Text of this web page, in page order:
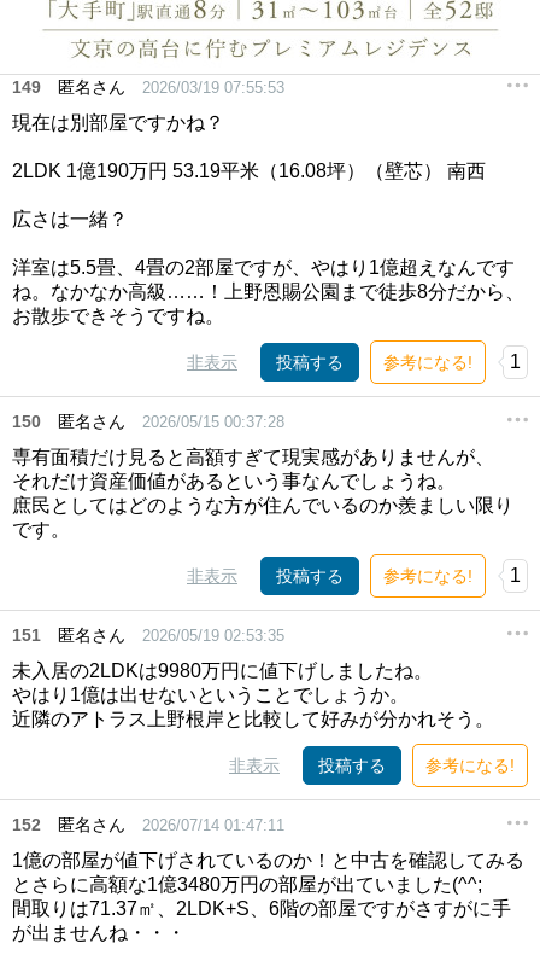
149 匿名さん 2026/03/19 07:55:53
現在は別部屋ですかね？
2LDK 1億190万円 53.19平米（16.08坪）（壁芯） 南西
広さは一緒？
洋室は5.5畳、4畳の2部屋ですが、やはり1億超えなんです
ね。なかなか高級……！上野恩賜公園まで徒歩8分だから、
お散歩できそうですね。
非表示 投稿する 参考になる! 1
150 匿名さん 2026/05/15 00:37:28
専有面積だけ見ると高額すぎて現実感がありませんが、
それだけ資産価値があるという事なんでしょうね。
庶民としてはどのような方が住んでいるのか羨ましい限り
です。
非表示 投稿する 参考になる! 1
151 匿名さん 2026/05/19 02:53:35
未入居の2LDKは9980万円に値下げしましたね。
やはり1億は出せないということでしょうか。
近隣のアトラス上野根岸と比較して好みが分かれそう。
非表示 投稿する 参考になる!
152 匿名さん 2026/07/14 01:47:11
1億の部屋が値下げされているのか！と中古を確認してみる
とさらに高額な1億3480万円の部屋が出ていました(^^;
間取りは71.37㎡、2LDK+S、6階の部屋ですがさすがに手
が出ませんね・・・